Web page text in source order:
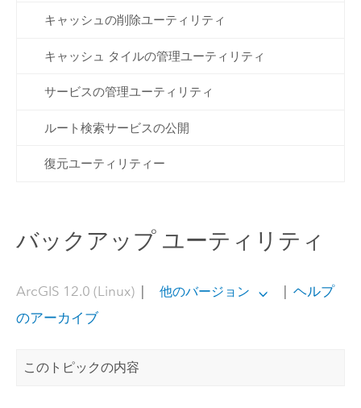
キャッシュの削除ユーティリティ
キャッシュ タイルの管理ユーティリティ
サービスの管理ユーティリティ
ルート検索サービスの公開
復元ユーティリティー
バックアップ ユーティリティ
ArcGIS 12.0 (Linux)| 他のバージョン
ヘルプ
のアーカイブ
このトピックの内容